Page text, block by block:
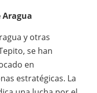
Aragua
y otras
se han
en
estratégicas. La